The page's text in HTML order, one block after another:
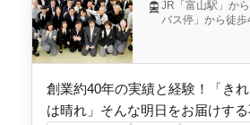
JR「富山駅」か
バス停」から徒歩
創業約40年の実績と経験！「き
は晴れ」そんな明日をお届けす